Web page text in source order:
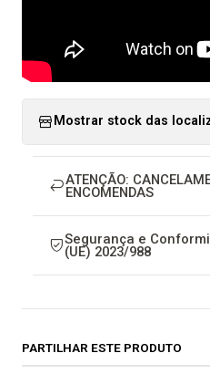
Mostrar stock das
ATENÇÃO:
ENCOMENDAS
Segurança e
(UE) 2023/988
PARTILHAR ESTE PRODUTO